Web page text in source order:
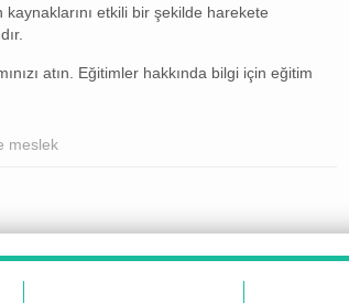
etkili bir şekilde harekete
atın. Eğitimler hakkında bilgi için eğitim
meslek